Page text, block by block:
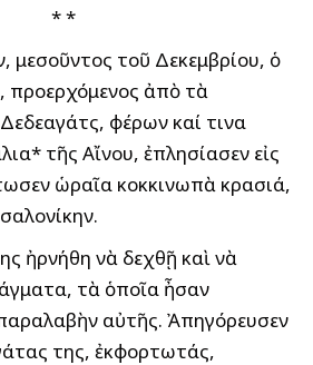
* *
μεσοῦντος τοῦ Δεκεμβρίου, ὁ
προερχόμενος ἀπὸ τὰ
φέρων καί τινα
τῆς Αἴνου, ἐπλησίασεν εἰς
ὡραῖα κοκκινωπὰ κρασιά,
ἠρνήθη νὰ δεχθῇ καὶ νὰ
τὰ ὁποῖα ἦσαν
αὐτῆς. Ἀπηγόρευσεν
της, ἐκφορτωτάς,